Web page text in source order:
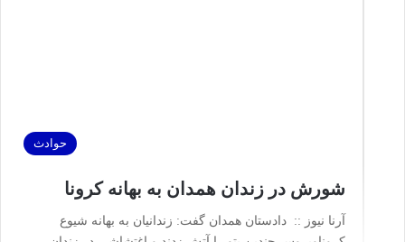
حوادث
شورش در زندان همدان به بهانه کرونا
آرنا نیوز :: دادستان همدان گفت: زندانیان به بهانه شیوع